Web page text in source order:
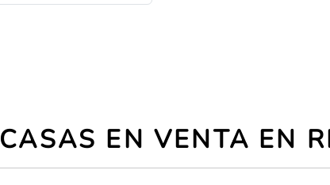
CASAS EN VENTA EN